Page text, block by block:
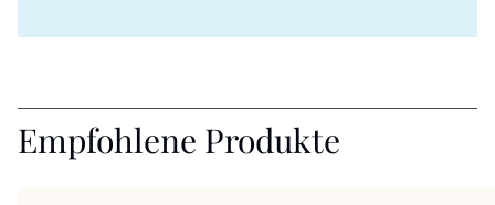
Empfohlene Produkte